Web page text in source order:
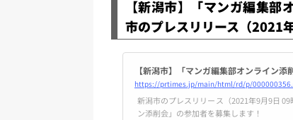
【新潟市】「マンガ編集
市のプレスリリース（2021
【新潟市】「マンガ編集部オンライン添
https://prtimes.jp/main/html/rd/p/
新潟市のプレスリリース（2021年9月9日
ン添削会」の参加者を募集します！